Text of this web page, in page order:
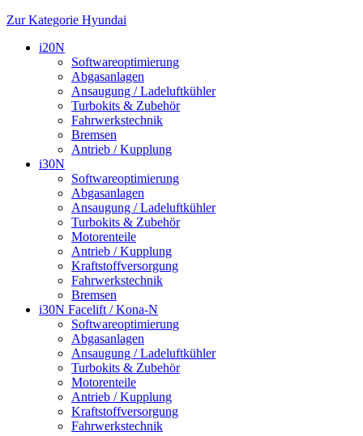
Zur Kategorie Hyundai
i20N
Softwareoptimierung
Abgasanlagen
Ansaugung / Ladeluftkühler
Turbokits & Zubehör
Fahrwerkstechnik
Bremsen
Antrieb / Kupplung
i30N
Softwareoptimierung
Abgasanlagen
Ansaugung / Ladeluftkühler
Turbokits & Zubehör
Motorenteile
Antrieb / Kupplung
Kraftstoffversorgung
Fahrwerkstechnik
Bremsen
i30N Facelift / Kona-N
Softwareoptimierung
Abgasanlagen
Ansaugung / Ladeluftkühler
Turbokits & Zubehör
Motorenteile
Antrieb / Kupplung
Kraftstoffversorgung
Fahrwerkstechnik